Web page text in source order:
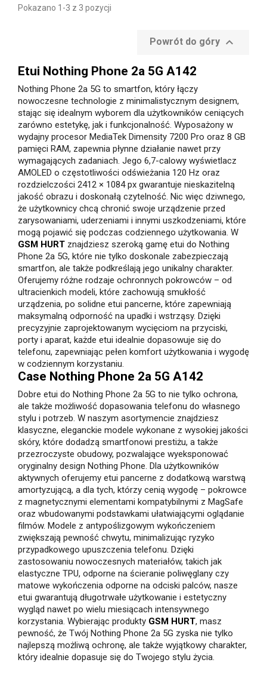
Pokazano 1-3 z 3 pozycji
Powrót do góry 
Etui Nothing Phone 2a 5G A142
Nothing Phone 2a 5G to smartfon, który łączy
nowoczesne technologie z minimalistycznym designem,
stając się idealnym wyborem dla użytkowników ceniących
zarówno estetykę, jak i funkcjonalność. Wyposażony w
wydajny procesor MediaTek Dimensity 7200 Pro oraz 8 GB
pamięci RAM, zapewnia płynne działanie nawet przy
wymagających zadaniach. Jego 6,7-calowy wyświetlacz
AMOLED o częstotliwości odświeżania 120 Hz oraz
rozdzielczości 2412 × 1084 px gwarantuje nieskazitelną
jakość obrazu i doskonałą czytelność. Nic więc dziwnego,
że użytkownicy chcą chronić swoje urządzenie przed
zarysowaniami, uderzeniami i innymi uszkodzeniami, które
mogą pojawić się podczas codziennego użytkowania. W
GSM HURT znajdziesz szeroką gamę etui do Nothing
Phone 2a 5G, które nie tylko doskonale zabezpieczają
smartfon, ale także podkreślają jego unikalny charakter.
Oferujemy różne rodzaje ochronnych pokrowców – od
ultracienkich modeli, które zachowują smukłość
urządzenia, po solidne etui pancerne, które zapewniają
maksymalną odporność na upadki i wstrząsy. Dzięki
precyzyjnie zaprojektowanym wycięciom na przyciski,
porty i aparat, każde etui idealnie dopasowuje się do
telefonu, zapewniając pełen komfort użytkowania i wygodę
w codziennym korzystaniu.
Case Nothing Phone 2a 5G A142
Dobre etui do Nothing Phone 2a 5G to nie tylko ochrona,
ale także możliwość dopasowania telefonu do własnego
stylu i potrzeb. W naszym asortymencie znajdziesz
klasyczne, eleganckie modele wykonane z wysokiej jakości
skóry, które dodadzą smartfonowi prestiżu, a także
przezroczyste obudowy, pozwalające wyeksponować
oryginalny design Nothing Phone. Dla użytkowników
aktywnych oferujemy etui pancerne z dodatkową warstwą
amortyzującą, a dla tych, którzy cenią wygodę – pokrowce
z magnetycznymi elementami kompatybilnymi z MagSafe
oraz wbudowanymi podstawkami ułatwiającymi oglądanie
filmów. Modele z antypoślizgowym wykończeniem
zwiększają pewność chwytu, minimalizując ryzyko
przypadkowego upuszczenia telefonu. Dzięki
zastosowaniu nowoczesnych materiałów, takich jak
elastyczne TPU, odporne na ścieranie poliwęglany czy
matowe wykończenia odporne na odciski palców, nasze
etui gwarantują długotrwałe użytkowanie i estetyczny
wygląd nawet po wielu miesiącach intensywnego
korzystania. Wybierając produkty GSM HURT, masz
pewność, że Twój Nothing Phone 2a 5G zyska nie tylko
najlepszą możliwą ochronę, ale także wyjątkowy charakter,
który idealnie dopasuje się do Twojego stylu życia.